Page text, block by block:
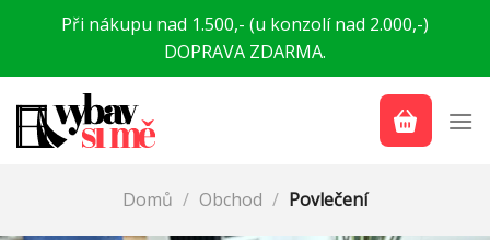
PřeskočitPři nákupu nad 1.500,- (u konzolí nad 2.000,-)
DOPRAVA ZDARMA.
Domů / Obchod / Povlečení